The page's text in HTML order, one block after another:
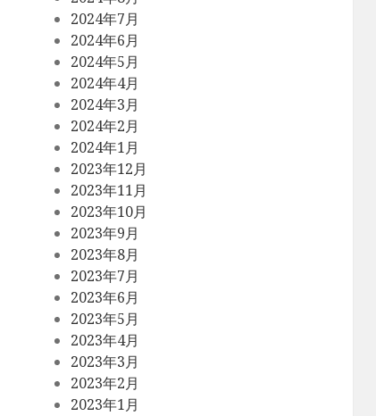
2024年7月
2024年6月
2024年5月
2024年4月
2024年3月
2024年2月
2024年1月
2023年12月
2023年11月
2023年10月
2023年9月
2023年8月
2023年7月
2023年6月
2023年5月
2023年4月
2023年3月
2023年2月
2023年1月